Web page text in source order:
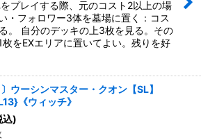
レイする際、元のコスト2以上の場
・フォロワー3体を墓場に置く：コス
。 自分のデッキの上3枚を見る。その
枚をEXエリアに置いてよい。残りを好
ウーシンマスター・クオン【SL】
《ウィッチ》
込)